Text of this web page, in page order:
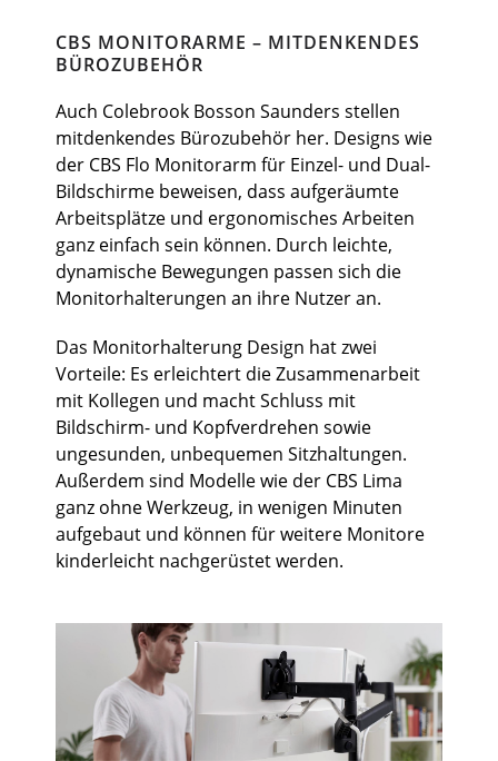
CBS MONITORARME – MITDENKENDES
BÜROZUBEHÖR
Auch Colebrook Bosson Saunders stellen
mitdenkendes Bürozubehör her. Designs wie
der CBS Flo Monitorarm für Einzel- und Dual-
Bildschirme beweisen, dass aufgeräumte
Arbeitsplätze und ergonomisches Arbeiten
ganz einfach sein können. Durch leichte,
dynamische Bewegungen passen sich die
Monitorhalterungen an ihre Nutzer an.
Das Monitorhalterung Design hat zwei
Vorteile: Es erleichtert die Zusammenarbeit
mit Kollegen und macht Schluss mit
Bildschirm- und Kopfverdrehen sowie
ungesunden, unbequemen Sitzhaltungen.
Außerdem sind Modelle wie der CBS Lima
ganz ohne Werkzeug, in wenigen Minuten
aufgebaut und können für weitere Monitore
kinderleicht nachgerüstet werden.